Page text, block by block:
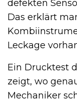
defekten
Das erklärt
Leckage
Ein Drucktest
zeigt, wo
Mechaniker